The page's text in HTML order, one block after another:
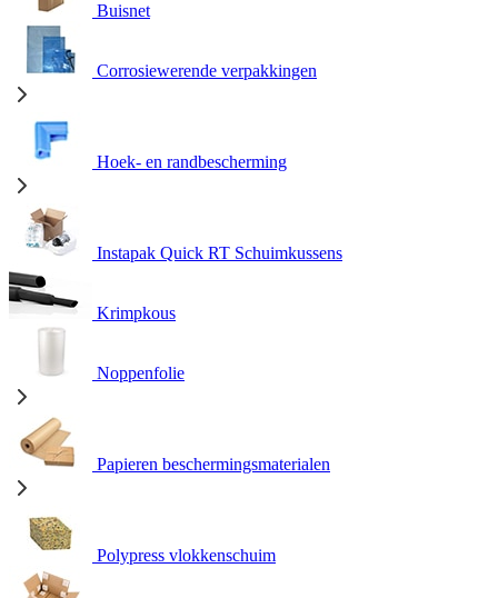
Buisnet
Corrosiewerende verpakkingen
Hoek- en randbescherming
Instapak Quick RT Schuimkussens
Krimpkous
Noppenfolie
Papieren beschermingsmaterialen
Polypress vlokkenschuim